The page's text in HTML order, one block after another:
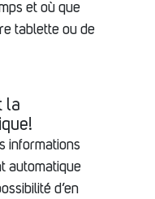
et où que
tablette ou de
la
informations
automatique
d’en